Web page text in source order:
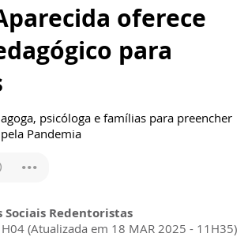
oferece
para
psicóloga e famílias para preencher
Pandemia
Sociais Redentoristas
(Atualizada em 18 MAR 2025 - 11H35)